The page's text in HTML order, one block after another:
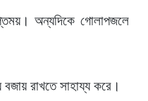
অন্যদিকে গোলাপজলে
বজায় রাখতে সাহায্য করে।